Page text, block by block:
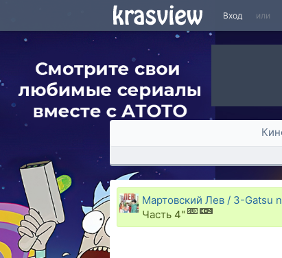
Вход или
Мартовский Лев / 3-Gatsu
Часть 4"